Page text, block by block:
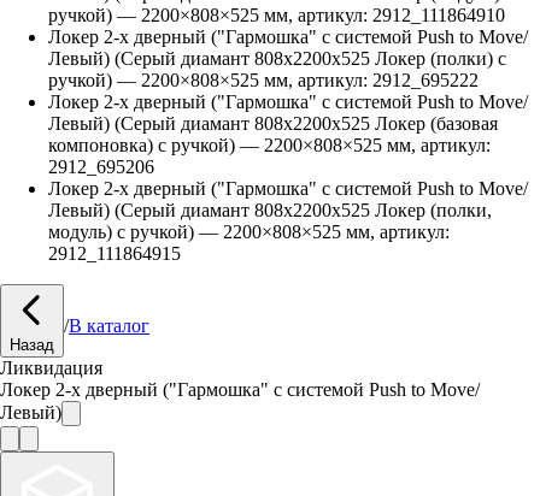
ручкой) — 2200×808×525 мм, артикул: 2912_111864910
Локер 2-х дверный ("Гармошка" с системой Push to Move/
Левый) (Серый диамант 808х2200х525 Локер (полки) с
ручкой) — 2200×808×525 мм, артикул: 2912_695222
Локер 2-х дверный ("Гармошка" с системой Push to Move/
Левый) (Серый диамант 808х2200х525 Локер (базовая
компоновка) с ручкой) — 2200×808×525 мм, артикул:
2912_695206
Локер 2-х дверный ("Гармошка" с системой Push to Move/
Левый) (Серый диамант 808х2200х525 Локер (полки,
модуль) с ручкой) — 2200×808×525 мм, артикул:
2912_111864915
Назад
/В каталог
Ликвидация
Локер 2-х дверный ("Гармошка" с системой Push to Move/
Левый)